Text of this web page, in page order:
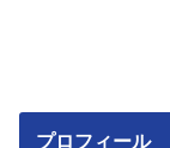
プロフィール